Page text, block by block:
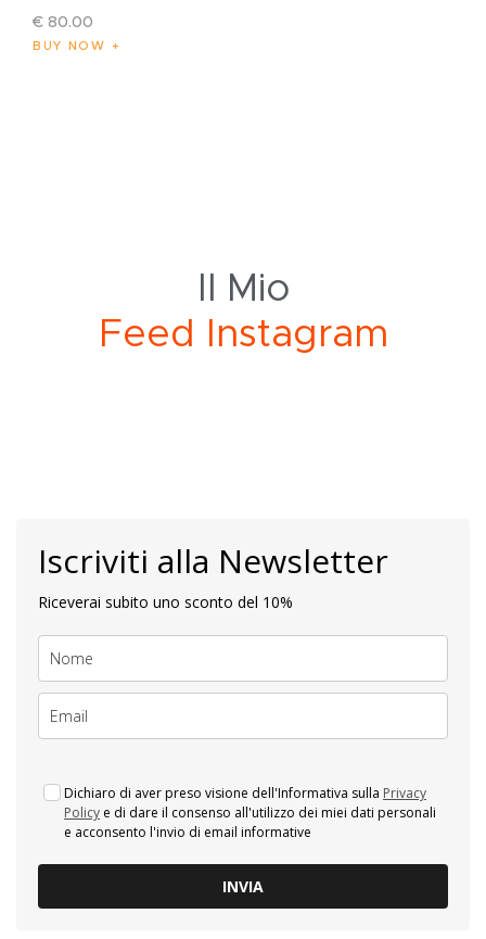
€ 80.00
BUY NOW
Il Mio
F ed Instagram
Iscriviti alla Newsletter
Riceverai subito uno sconto del 10%
Dichiaro di aver preso visione dell'Informativa sulla Privacy
Policy e di dare il consenso all'utilizzo dei miei dati personali
e acconsento l'invio di email informative
INVIA